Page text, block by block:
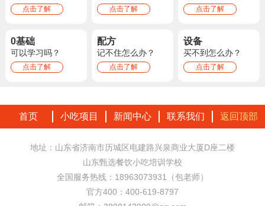
点击了解 点击了解 点击了解
0基础
可以学习吗？
点击了解
配方
记不住怎么办？
点击了解
设备
买不到怎么办？
点击了解
首页 小吃项目 新闻中心 联系我们 返回顶部
地址：山东省济南市历城区电建路兴泉商业大厦D座二楼
山东甄选餐饮小吃培训学校
全国服务热线：18963073931（包老师）
官方400：400-619-8797